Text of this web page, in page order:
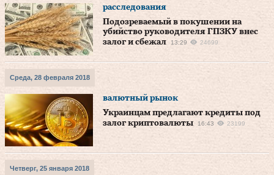
расследования
Подозреваемый в покушении на
убийство руководителя ГПЗКУ внес
залог и сбежал
13:29 24699
Среда, 28 февраля 2018
валютный рынок
Украинцам предлагают кредиты под
залог криптовалюты
16:43 23199
Четверг, 25 января 2018